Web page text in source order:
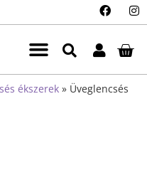
ékszerek » Üveglencsés